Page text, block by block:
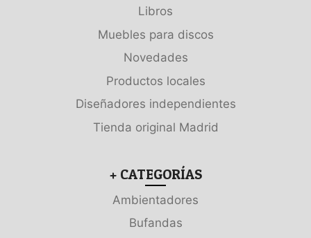
Libros
Muebles para discos
Novedades
Productos locales
Diseñadores independientes
Tienda original Madrid
+ CATEGORÍAS
Ambientadores
Bufandas